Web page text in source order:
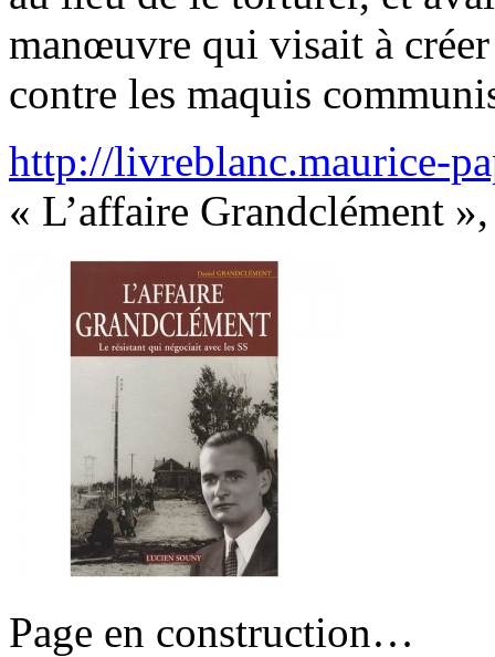
manœuvre qui visait à créer
contre les maquis
http://livreblanc.maurice-
« L’affaire Grandclément
Page en construction…